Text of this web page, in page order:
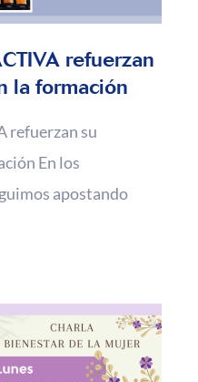
refuerzan
la formación
refuerzan su
En los
apostando